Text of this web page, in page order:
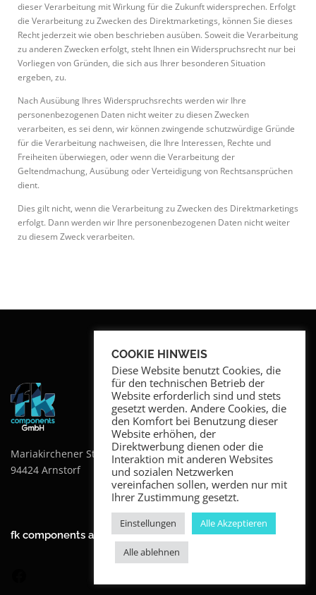
dieser Verarbeitung mit Wirkung für die Zukunft widersprechen. Erfolgt
die Verarbeitung zu Zwecken des Direktmarketings, können Sie dieses
Recht jederzeit wie oben beschrieben ausüben. Soweit die Verarbeitung
zu anderen Zwecken erfolgt, steht Ihnen ein Widerspruchsrecht nur bei
Vorliegen von Gründen, die sich aus Ihrer besonderen Situation
ergeben, zu.
Nach Ausübung Ihres Widerspruchsrechts werden wir Ihre
personenbezogenen Daten nicht weiter zu diesen Zwecken
verarbeiten, es sei denn, wir können zwingende schutzwürdige Gründe
für die Verarbeitung nachweisen, die Ihre Interessen, Rechte und
Freiheiten überwiegen, oder wenn die Verarbeitung der
Geltendmachung, Ausübung oder Verteidigung von Rechtsansprüchen
dient.
Dies gilt nicht, wenn die Verarbeitung zu Zwecken des Direktmarketings
erfolgt. Dann werden wir Ihre personenbezogenen Daten nicht weiter
zu diesem Zweck verarbeiten.
Mariakirchener Str. 38
94424 Arnstorf
IMPRESSUM
DATENSCHUTZ
AEB EINKAUFSBEDINGUNGEN
AGB AGENTUR NEW MEDIA
AGB KURIERDIENST
fk components auf Social Media
COOKIE HINWEIS
Diese Website benutzt Cookies, die
für den technischen Betrieb der
Website erforderlich sind und stets
gesetzt werden. Andere Cookies, die
den Komfort bei Benutzung dieser
Website erhöhen, der
Direktwerbung dienen oder die
Interaktion mit anderen Websites
und sozialen Netzwerken
vereinfachen sollen, werden nur mit
Ihrer Zustimmung gesetzt.
Einstellungen Alle Akzeptieren
Alle ablehnen